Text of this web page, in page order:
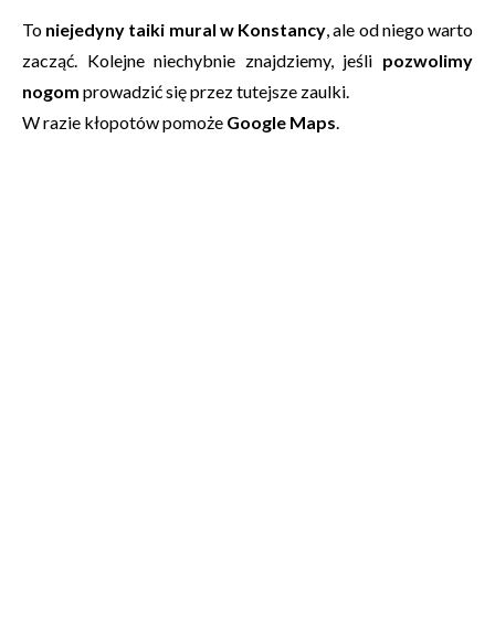
To niejedyny taiki mural w Konstancy, ale od niego warto
zacząć. Kolejne niechybnie znajdziemy, jeśli pozwolimy
nogom prowadzić się przez tutejsze zaulki.
W razie kłopotów pomoże Google Maps.